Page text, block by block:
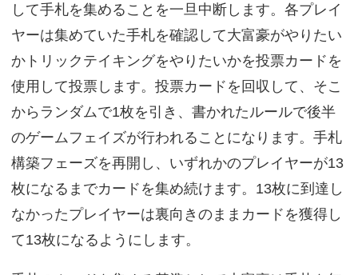
して手札を集めることを一旦中断します。各プレイ
ヤーは集めていた手札を確認して大富豪がやりたい
かトリックテイキングをやりたいかを投票カードを
使用して投票します。投票カードを回収して、そこ
からランダムで1枚を引き、書かれたルールで後半
のゲームフェイズが行われることになります。手札
構築フェーズを再開し、いずれかのプレイヤーが13
枚になるまでカードを集め続けます。13枚に到達し
なかったプレイヤーは裏向きのままカードを獲得し
て13枚になるようにします。